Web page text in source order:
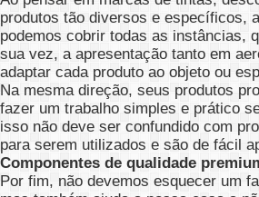
produtos tão diversos e específicos,
podemos cobrir todas as instâncias,
sua vez, a apresentação tanto em
adaptar cada produto ao objeto ou
Na mesma direção, seus produtos
fazer um trabalho simples e prático
isso não deve ser confundido com
para serem utilizados e são de fácil
Componentes de qualidade
Por fim, não devemos esquecer um